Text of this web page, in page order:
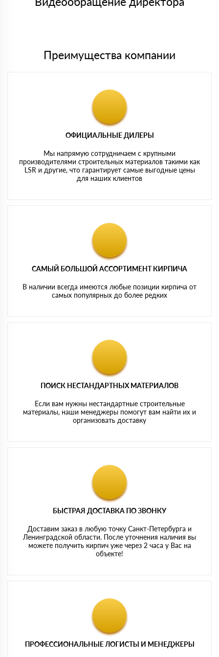
Преимущества компании
ОФИЦИАЛЬНЫЕ ДИЛЕРЫ
Мы напрямую сотрудничаем с крупными
производителями строительных материалов такими как
LSR и другие, что гарантирует самые выгодные цены
для наших клиентов
САМЫЙ БОЛЬШОЙ АССОРТИМЕНТ КИРПИЧА
В наличии всегда имеются любые позиции кирпича от
самых популярных до более редких
ПОИСК НЕСТАНДАРТНЫХ МАТЕРИАЛОВ
Если вам нужны нестандартные строительные
материалы, наши менеджеры помогут вам найти их и
организовать доставку
БЫСТРАЯ ДОСТАВКА ПО ЗВОНКУ
Доставим заказ в любую точку Санкт-Петербурга и
Ленинградской области. После уточнения наличия вы
можете получить кирпич уже через 2 часа у Вас на
объекте!
ПРОФЕССИОНАЛЬНЫЕ ЛОГИСТЫ И МЕНЕДЖЕРЫ